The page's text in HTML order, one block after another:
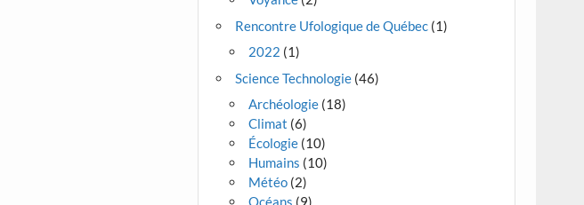
Rencontre Ufologique de Québec (1)
2022 (1)
Science Technologie (46)
Archéologie (18)
Climat (6)
Écologie (10)
Humains (10)
Météo (2)
Océans (9)